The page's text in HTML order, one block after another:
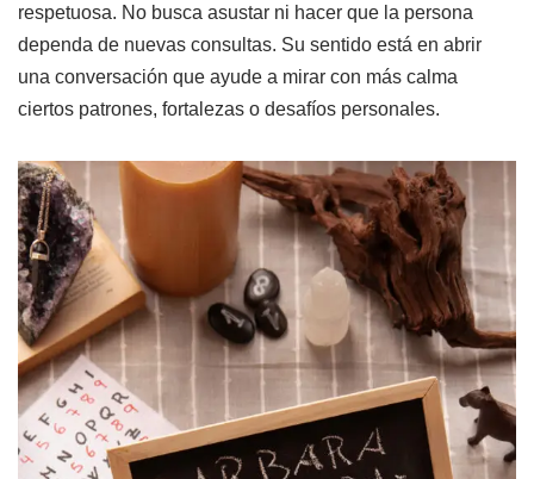
respetuosa. No busca asustar ni hacer que la persona
dependa de nuevas consultas. Su sentido está en abrir
una conversación que ayude a mirar con más calma
ciertos patrones, fortalezas o desafíos personales.